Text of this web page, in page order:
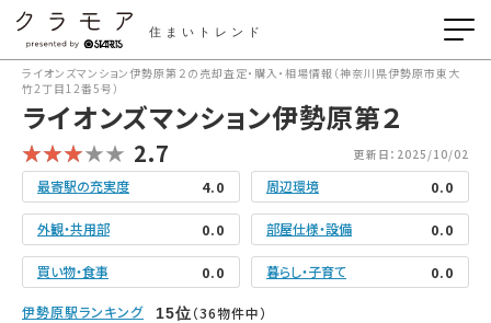
住まいトレンド
ライオンズマンション伊勢原第２の売却査定・購入・相場情報（神奈川県伊勢原市東大
竹2丁目12番5号）
ライオンズマンション伊勢原第２
2.7 更新日：2025/10/02
最寄駅の充実度 4.0 周辺環境 0.0
外観・共用部 0.0 部屋仕様・設備 0.0
買い物・食事 0.0 暮らし・子育て 0.0
伊勢原駅ランキング 15位（36物件中）